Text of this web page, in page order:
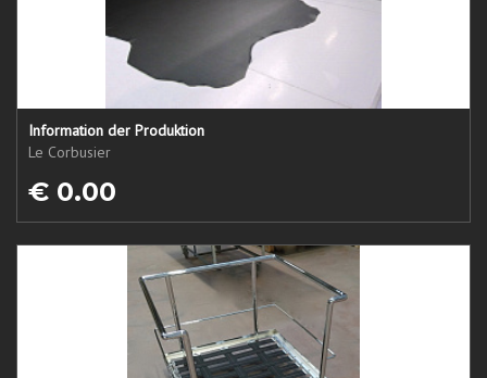
Information der Produktion
Le Corbusier
€ 0.00